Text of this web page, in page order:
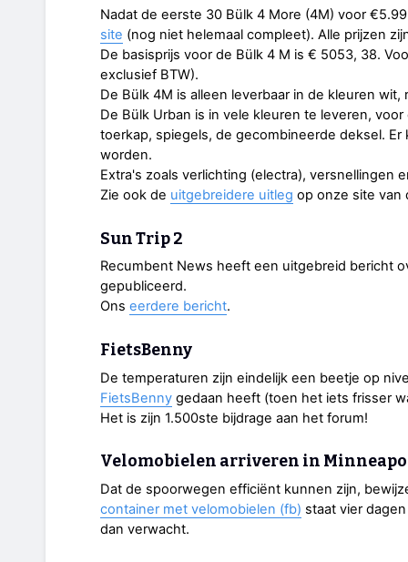
Nadat de eerste 30 Bülk 4 More (4M) voor
site (nog niet helemaal compleet). Alle prijzen
De basisprijs voor de Bülk 4 M is € 5053, 38.
exclusief BTW).
De Bülk 4M is alleen leverbaar in de kleuren
De Bülk Urban is in vele kleuren te leveren,
toerkap, spiegels, de gecombineerde deksel.
worden.
Extra's zoals verlichting (electra), versnellingen
Zie ook de uitgebreidere uitleg op onze site van
Sun Trip 2
Recumbent News heeft een uitgebreid bericht
gepubliceerd.
Ons eerdere bericht.
FietsBenny
De temperaturen zijn eindelijk een beetje op
FietsBenny gedaan heeft (toen het iets frisser
Het is zijn 1.500ste bijdrage aan het forum!
Velomobielen arriveren in
Dat de spoorwegen efficiënt kunnen zijn,
container met velomobielen (fb) staat vier
dan verwacht.